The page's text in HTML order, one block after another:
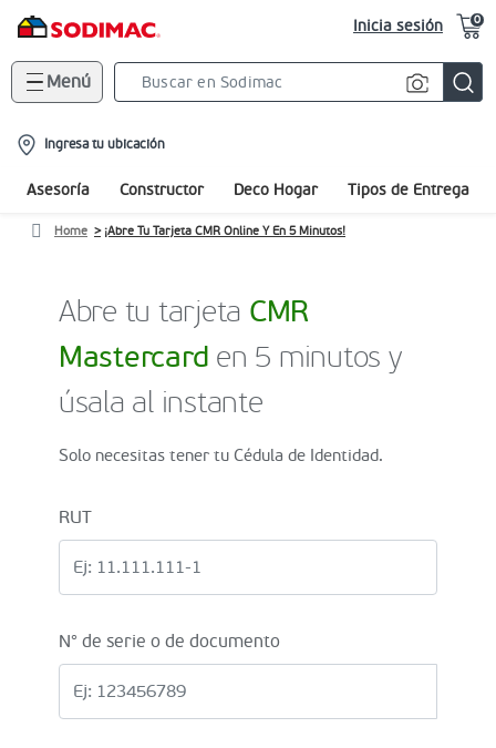
Inicia sesión 0
Menú
location-
icon
Ingresa tu ubicación
Asesoría Constructor Deco Hogar Tipos de Entrega
Home ¡Abre Tu Tarjeta CMR Online Y En 5 Minutos!
Abre tu tarjeta CMR
Mastercard en 5 minutos y
úsala al instante
Solo necesitas tener tu Cédula de Identidad.
RUT
N° de serie o de documento